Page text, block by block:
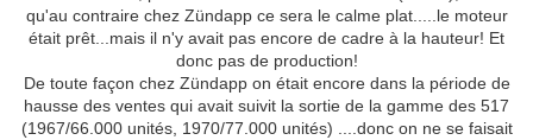
qu'au contraire chez Zündapp ce sera le calme plat.....le moteur
était prêt...mais il n'y avait pas encore de cadre à la hauteur! Et
donc pas de production!
De toute façon chez Zündapp on était encore dans la période de
hausse des ventes qui avait suivit la sortie de la gamme des 517
(1967/66.000 unités, 1970/77.000 unités) ....donc on ne se faisait